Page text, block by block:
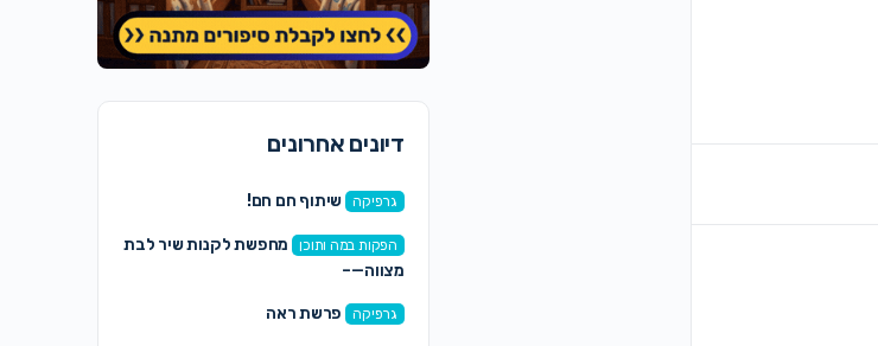
דיונים אחרונים
גרפיקה שיתוף חם חם!
הפקות במה ותוכן
מחפשת לקנות שיר לבת
מצווה—–
גרפיקה פרשת ראה